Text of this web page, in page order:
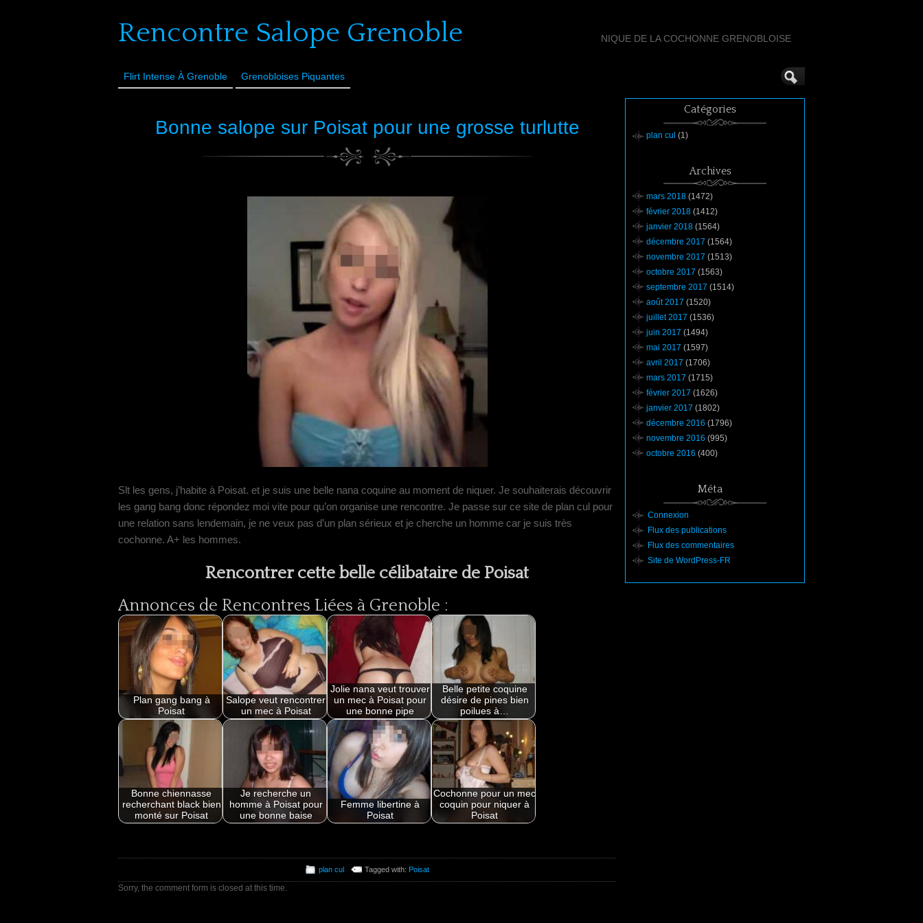
Rencontre Salope Grenoble NIQUE DE LA COCHONNE GRENOBLOISE
Flirt Intense À Grenoble Grenobloises Piquantes
Bonne salope sur Poisat pour une grosse turlutte
Slt les gens, j’habite à Poisat. et je suis une belle nana coquine au moment de niquer. Je souhaiterais découvrir
les gang bang donc répondez moi vite pour qu’on organise une rencontre. Je passe sur ce site de plan cul pour
une relation sans lendemain, je ne veux pas d’un plan sérieux et je cherche un homme car je suis très
cochonne. A+ les hommes.
Rencontrer cette belle célibataire de Poisat
Annonces de Rencontres Liées à Grenoble :
Plan gang bang à
Poisat
Salope veut rencontrer
un mec à Poisat
Jolie nana veut trouver
un mec à Poisat pour
une bonne pipe
Belle petite coquine
désire de pines bien
poilues à…
Bonne chiennasse
recherchant black bien
monté sur Poisat
Je recherche un
homme à Poisat pour
une bonne baise
Femme libertine à
Poisat
Cochonne pour un mec
coquin pour niquer à
Poisat
plan cul Tagged with: Poisat
Sorry, the comment form is closed at this time.
Catégories
plan cul (1)
Archives
mars 2018 (1472)
février 2018 (1412)
janvier 2018 (1564)
décembre 2017 (1564)
novembre 2017 (1513)
octobre 2017 (1563)
septembre 2017 (1514)
août 2017 (1520)
juillet 2017 (1536)
juin 2017 (1494)
mai 2017 (1597)
avril 2017 (1706)
mars 2017 (1715)
février 2017 (1626)
janvier 2017 (1802)
décembre 2016 (1796)
novembre 2016 (995)
octobre 2016 (400)
Méta
Connexion
Flux des publications
Flux des commentaires
Site de WordPress-FR